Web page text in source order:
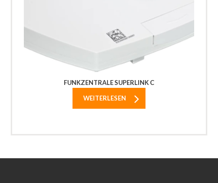
FUNKZENTRALE SUPERLINK C
WEITERLESEN